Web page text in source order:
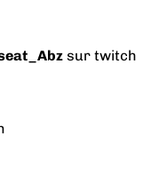
sur twitch